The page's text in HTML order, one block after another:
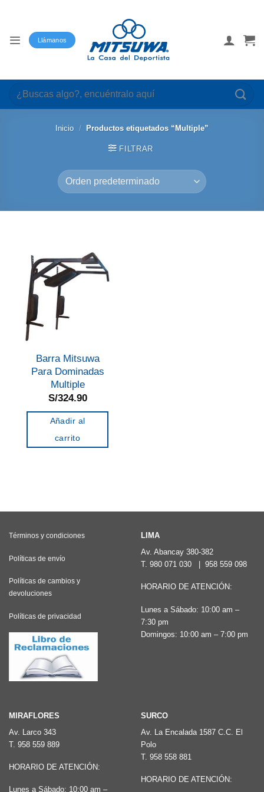
Llámanos
Buscar
por:
Inicio / Productos etiquetados “Multiple”
FILTRAR
Barra Mitsuwa
Para Dominadas
Multiple
S/324.90
Añadir al
carrito
Términos y condiciones
Políticas de envío
Políticas de cambios y
devoluciones
Políticas de privacidad
LIMA
Av. Abancay 380-382
T. 980 071 030 958 559 098
HORARIO DE ATENCIÓN:
Lunes a Sábado: 10:00 am –
7:30 pm
Domingos: 10:00 am – 7:00 pm
MIRAFLORES
Av. Larco 343
T. 958 559 889
HORARIO DE ATENCIÓN:
Lunes a Sábado: 10:00 am –
SURCO
Av. La Encalada 1587 C.C. El
Polo
T. 958 558 881
HORARIO DE ATENCIÓN: